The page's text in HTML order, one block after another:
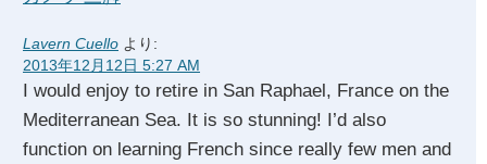
Lavern Cuello より:
2013年12月12日 5:27 AM
I would enjoy to retire in San Raphael, France on the
Mediterranean Sea. It is so stunning! I’d also
function on learning French since really few men and